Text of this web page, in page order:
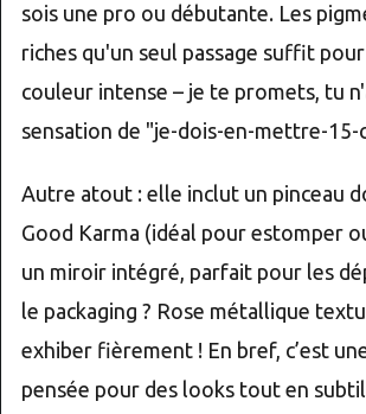
sois une pro ou débutante. Les
riches qu'un seul passage suffit
couleur intense – je te promets, tu
sensation de "je-dois-en-mettre-15-
Autre atout : elle inclut un pinceau
Good Karma (idéal pour estomper
un miroir intégré, parfait pour les
le packaging ? Rose métallique
exhiber fièrement ! En bref, c’est
pensée pour des looks tout en